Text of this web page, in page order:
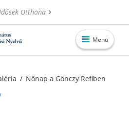
Otthona
Menü
/ Nőnap a Gönczy Refiben